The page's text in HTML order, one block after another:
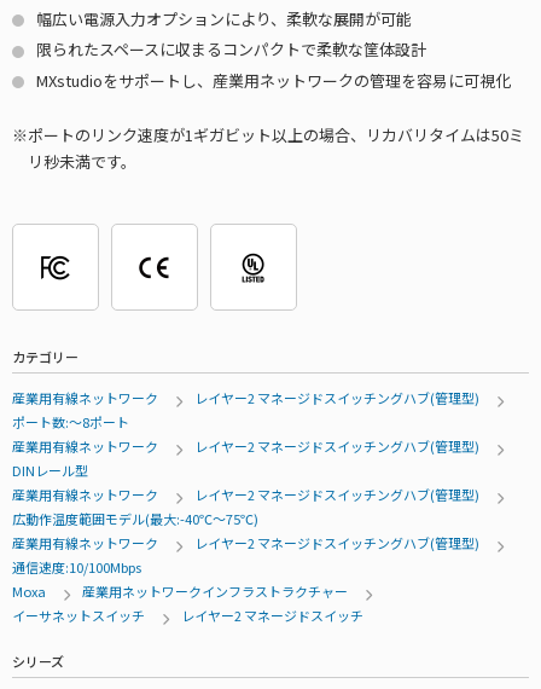
幅広い電源入力オプションにより、柔軟な展開が可能
限られたスペースに収まるコンパクトで柔軟な筐体設計
MXstudioをサポートし、産業用ネットワークの管理を容易に可視化
ポートのリンク速度が1ギガビット以上の場合、リカバリタイムは50ミ
リ秒未満です。
カテゴリー
産業用有線ネットワーク
レイヤー2 マネージドスイッチングハブ(管理型)
ポート数:～8ポート
産業用有線ネットワーク
レイヤー2 マネージドスイッチングハブ(管理型)
DINレール型
産業用有線ネットワーク
レイヤー2 マネージドスイッチングハブ(管理型)
広動作温度範囲モデル(最大:-40℃～75℃)
産業用有線ネットワーク
レイヤー2 マネージドスイッチングハブ(管理型)
通信速度:10/100Mbps
Moxa
産業用ネットワークインフラストラクチャー
イーサネットスイッチ
レイヤー2 マネージドスイッチ
シリーズ